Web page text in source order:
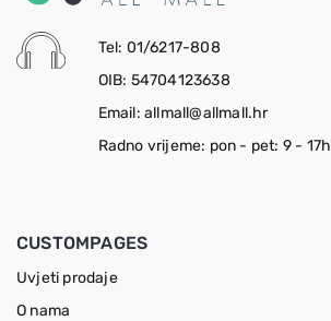
Tel: 01/6217-808
OIB: 54704123638
Email: allmall@allmall.hr
Radno vrijeme: pon - pet: 9 - 17h
CUSTOMPAGES
Uvjeti prodaje
O nama